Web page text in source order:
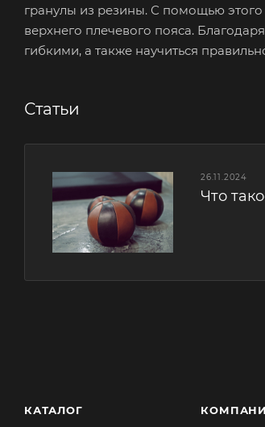
гранулы из резины. С помощью
верхнего плечевого пояса.
гибкими, а также научиться
Статьи
26.11.2024
Что
КАТАЛОГ